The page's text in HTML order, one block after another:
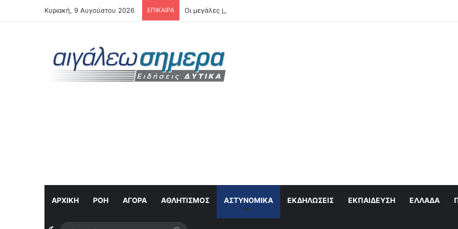
Κυριακή, 9 Αυγούστου 2026 ΕΠΙΚΑΙΡΑ Οι μεγάλες βραδιές του Σεπτέμβρη στο Αιγάλεω – Δείτε αναλυτικά τις 21 εκδηλώσεις
ΑΡΧΙΚΗ ΡΟΉ ΑΓΟΡΆ ΑΘΛΗΤΙΣΜΌΣ ΑΣΤΥΝΟΜΙΚΆ ΕΚΔΗΛΏΣΕΙΣ ΕΚΠΑΊΔΕΥΣΗ ΕΛΛΆΔΑ